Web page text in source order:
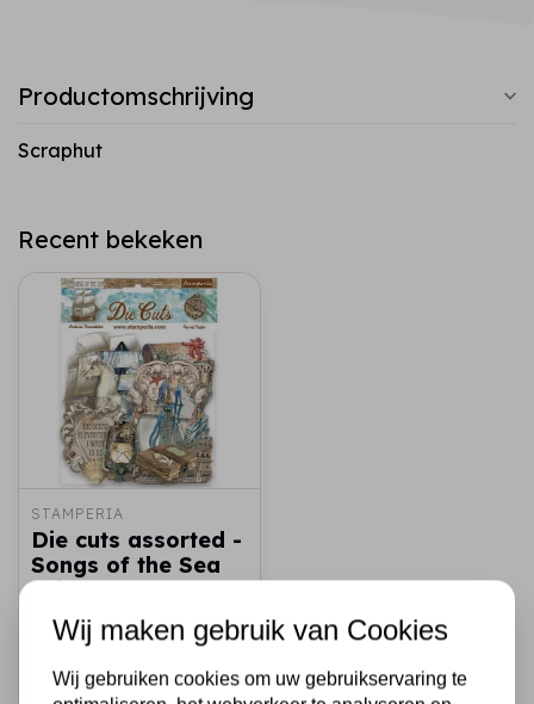
Productomschrijving
Scraphut
Recent bekeken
STAMPERIA
Die cuts assorted -
Songs of the Sea
ship and treasures
€4,95 Op voorraad
Snel toevoegen
Wij maken gebruik van Cookies
Wij gebruiken cookies om uw gebruikservaring te